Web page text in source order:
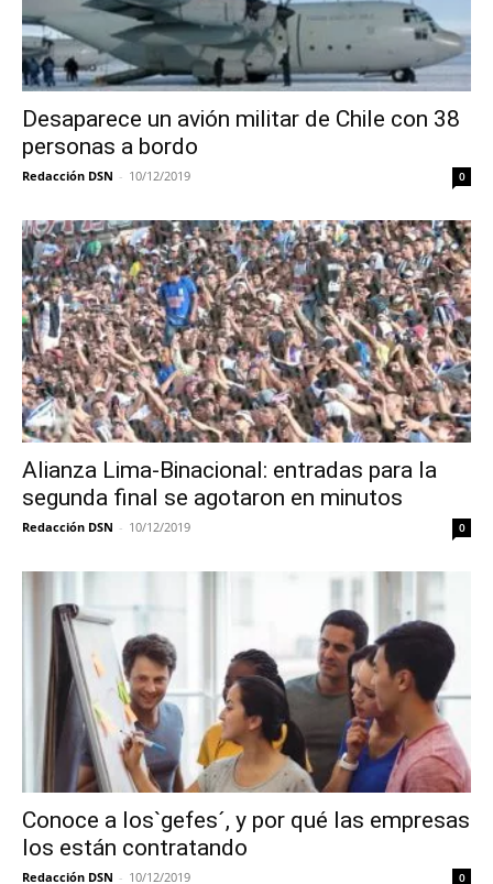
Desaparece un avión militar de Chile con 38
personas a bordo
Redacción DSN - 10/12/2019 0
Alianza Lima-Binacional: entradas para la
segunda final se agotaron en minutos
Redacción DSN - 10/12/2019 0
Conoce a los`gefes´, y por qué las empresas
los están contratando
Redacción DSN - 10/12/2019 0